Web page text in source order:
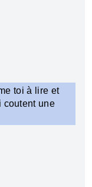
toi à lire et
coutent une